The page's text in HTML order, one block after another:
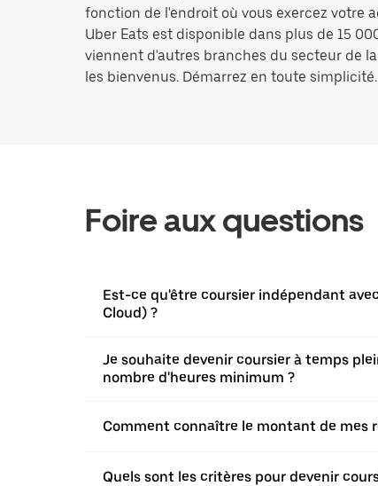
fonction de l'endroit où vous exercez votre
Uber Eats est disponible dans plus de 15
viennent d'autres branches du secteur de
les bienvenus. Démarrez en toute simplicité.
Foire aux questions
Est-ce qu'être coursier indépendant
Cloud) ?
Je souhaite devenir coursier à temps
nombre d'heures minimum ?
Comment connaître le montant de mes
Quels sont les critères pour devenir